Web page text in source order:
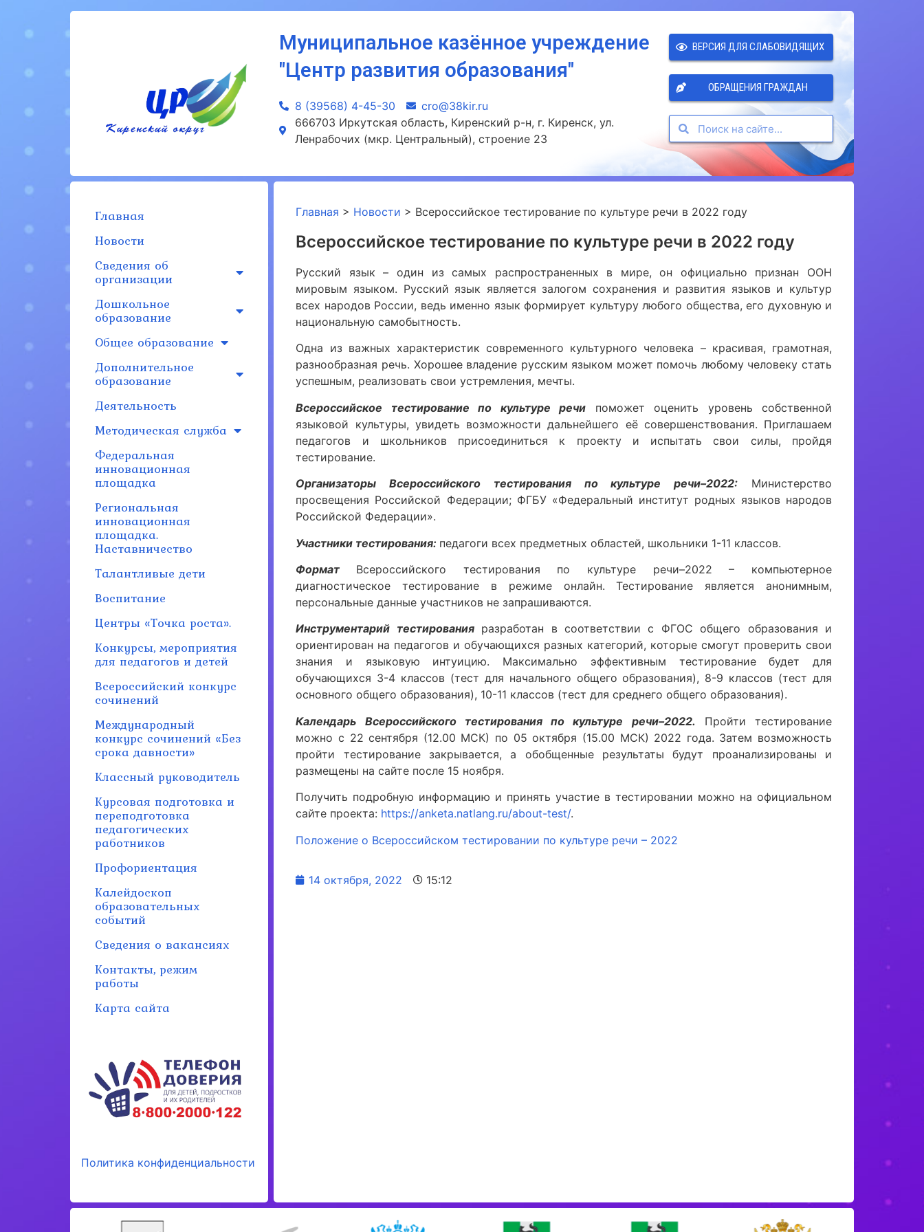
Муниципальное казённое учреждение
"Центр развития образования"
8 (39568) 4-45-30
сro@38kir.ru
666703 Иркутская область, Киренский р-н, г. Киренск, ул.
Ленрабочих (мкр. Центральный), строение 23
ВЕРСИЯ ДЛЯ СЛАБОВИДЯЩИХ
ОБРАЩЕНИЯ ГРАЖДАН
Главная
Новости
Сведения об
организации
Дошкольное
образование
Общее образование
Дополнительное
образование
Деятельность
Методическая служба
Федеральная
инновационная
площадка
Региональная
инновационная
площадка.
Наставничество
Талантливые дети
Воспитание
Центры «Точка роста».
Конкурсы, мероприятия
для педагогов и детей
Всероссийский конкурс
сочинений
Международный
конкурс сочинений «Без
срока давности»
Классный руководитель
Курсовая подготовка и
переподготовка
педагогических
работников
Профориентация
Калейдоскоп
образовательных
событий
Сведения о вакансиях
Контакты, режим
работы
Карта сайта
Политика конфиденциальности
Главная > Новости > Всероссийское тестирование по культуре речи в 2022 году
Всероссийское тестирование по культуре речи в 2022 году
Русский язык – один из самых распространенных в мире, он официально признан ООН
мировым языком. Русский язык является залогом сохранения и развития языков и культур
всех народов России, ведь именно язык формирует культуру любого общества, его духовную и
национальную самобытность.
Одна из важных характеристик современного культурного человека – красивая, грамотная,
разнообразная речь. Хорошее владение русским языком может помочь любому человеку стать
успешным, реализовать свои устремления, мечты.
Всероссийское тестирование по культуре речи поможет оценить уровень собственной
языковой культуры, увидеть возможности дальнейшего её совершенствования. Приглашаем
педагогов и школьников присоединиться к проекту и испытать свои силы, пройдя
тестирование.
Организаторы Всероссийского тестирования по культуре речи–2022: Министерство
просвещения Российской Федерации; ФГБУ «Федеральный институт родных языков народов
Российской Федерации».
Участники тестирования: педагоги всех предметных областей, школьники 1-11 классов.
Формат Всероссийского тестирования по культуре речи–2022 – компьютерное
диагностическое тестирование в режиме онлайн. Тестирование является анонимным,
персональные данные участников не запрашиваются.
Инструментарий тестированияразработан в соответствии с ФГОС общего образования и
ориентирован на педагогов и обучающихся разных категорий, которые смогут проверить свои
знания и языковую интуицию. Максимально эффективным тестирование будет для
обучающихся 3-4 классов (тест для начального общего образования), 8-9 классов (тест для
основного общего образования), 10-11 классов (тест для среднего общего образования).
Календарь Всероссийского тестирования по культуре речи–2022. Пройти тестирование
можно с 22 сентября (12.00 МСК) по 05 октября (15.00 МСК) 2022 года. Затем возможность
пройти тестирование закрывается, а обобщенные результаты будут проанализированы и
размещены на сайте после 15 ноября.
Получить подробную информацию и принять участие в тестировании можно на официальном
сайте проекта: https://anketa.natlang.ru/about-test/.
Положение о Всероссийском тестировании по культуре речи – 2022
14 октября, 2022 15:12